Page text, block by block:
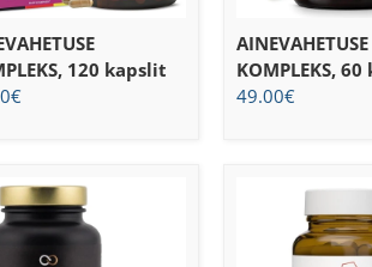
120 kapslit
€
AINEVAHETUSE
KOMPLEKS,
49.00€